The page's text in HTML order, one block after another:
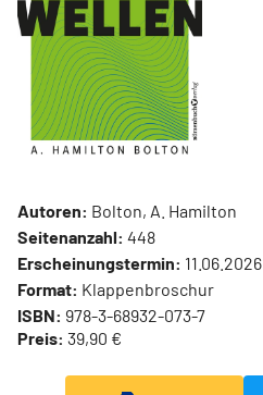
Autoren: Bolton, A. Hamilton
Seitenanzahl: 448
Erscheinungstermin: 11.06.2026
Format: Klappenbroschur
ISBN: 978-3-68932-073-7
Preis: 39,90 €